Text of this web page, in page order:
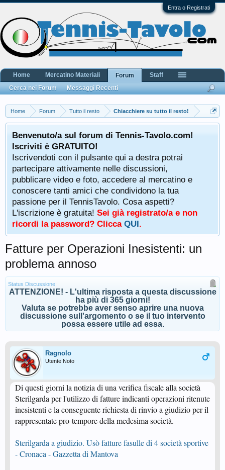
Entra o Registrati
Home Forum Tutto il resto Chiacchiere su tutto il resto!
Benvenuto/a sul forum di Tennis-Tavolo.com!
Iscriviti è GRATUITO!
Iscrivendoti con il pulsante qui a destra potrai
partecipare attivamente nelle discussioni,
pubblicare video e foto, accedere al mercatino e
conoscere tanti amici che condividono la tua
passione per il TennisTavolo. Cosa aspetti?
L'iscrizione è gratuita! Sei già registrato/a e non
ricordi la password? Clicca QUI.
Fatture per Operazioni Inesistenti: un
problema annoso
Status Discussione:
ATTENZIONE! - L'ultima risposta a questa discussione
ha più di 365 giorni!
Valuta se potrebbe aver senso aprire una nuova
discussione sull'argomento o se il tuo intervento
possa essere utile ad essa.
Ragnolo
Utente Noto
Di questi giorni la notizia di una verifica fiscale alla società
Sterilgarda per l'utilizzo di fatture indicanti operazioni ritenute
inesistenti e la conseguente richiesta di rinvio a giudizio per il
rappresentate pro-tempore della medesima società.
Sterilgarda a giudizio. Usò fatture fasulle di 4 società sportive
- Cronaca - Gazzetta di Mantova
Home Mercatino Materiali
Forum
Cerca nei Forum
Messaggi Recenti
Staff